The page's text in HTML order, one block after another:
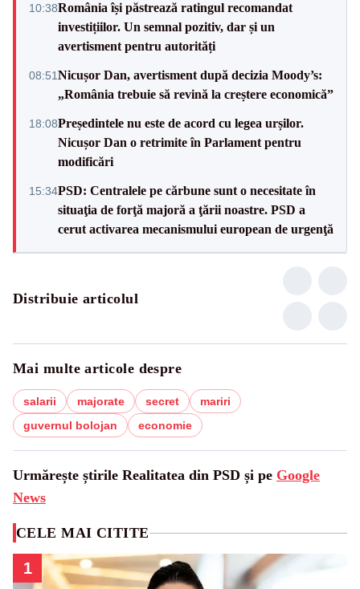
10:38România își păstrează ratingul recomandat
investițiilor. Un semnal pozitiv, dar și un
avertisment pentru autorități
08:51Nicușor Dan, avertisment după decizia Moody’s:
„România trebuie să revină la creștere economică”
18:08Președintele nu este de acord cu legea urșilor.
Nicușor Dan o retrimite în Parlament pentru
modificări
15:34PSD: Centralele pe cărbune sunt o necesitate în
situaţia de forţă majoră a ţării noastre. PSD a
cerut activarea mecanismului european de urgenţă
Distribuie articolul
Mai multe articole despre
salarii majorate secret
mariri
guvernul bolojan
economie
Urmărește știrile Realitatea din PSD și pe Google
News
CELE MAI CITITE
1